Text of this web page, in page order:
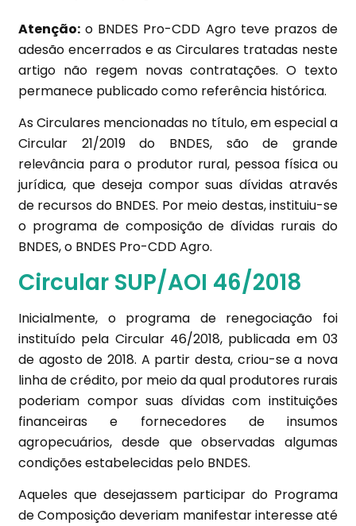
Atenção: o BNDES Pro-CDD Agro teve prazos de
adesão encerrados e as Circulares tratadas neste
artigo não regem novas contratações. O texto
permanece publicado como referência histórica.
As Circulares mencionadas no título, em especial a
Circular 21/2019 do BNDES, são de grande
relevância para o produtor rural, pessoa física ou
jurídica, que deseja compor suas dívidas através
de recursos do BNDES. Por meio destas, instituiu-se
o programa de composição de dívidas rurais do
BNDES, o BNDES Pro-CDD Agro.
Circular SUP/AOI 46/2018
Inicialmente, o programa de renegociação foi
instituído pela Circular 46/2018, publicada em 03
de agosto de 2018. A partir desta, criou-se a nova
linha de crédito, por meio da qual produtores rurais
poderiam compor suas dívidas com instituições
financeiras e fornecedores de insumos
agropecuários, desde que observadas algumas
condições estabelecidas pelo BNDES.
Aqueles que desejassem participar do Programa
de Composição deveriam manifestar interesse até